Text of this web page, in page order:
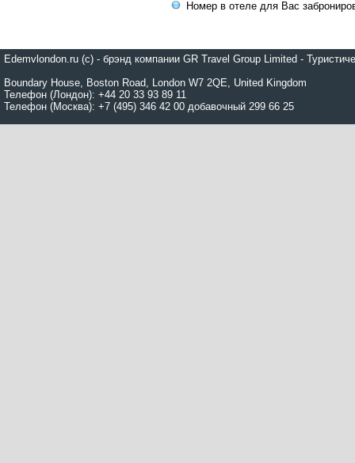
Номер в отеле для Вас
Edemvlondon.ru (c) - брэнд компании GR Travel Group Limited -
Boundary House, Boston Road, London W7 2QE, United Kingdom
Телефон (Лондон): +44 20 33 93 89 11
Телефон (Москва): +7 (495) 346 42 00 добавочный 299 66 25